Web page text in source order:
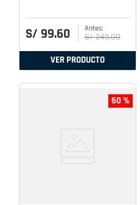
S/ 99.60 S/ 249.00
VER PRODUCTO
60 %